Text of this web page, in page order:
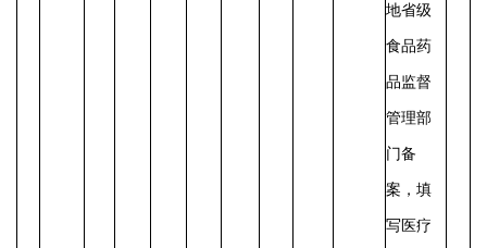
地省级
食品药
品监督
管理部
门备
案，填
写医疗